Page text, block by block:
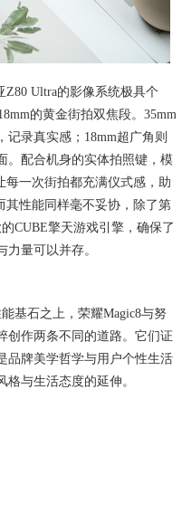
Z80 Ultra的影像系统极具个
的黄金街拍双焦段。35mm
录真实感；18mm超广角则
。配合机身的实体拍照键，模
每一次街拍都充满仪式感，助
其性能同样毫不妥协，除了第
CUBE擎天游戏引擎，确保了
量可以并存。
基石之上，荣耀Magic8与努
创作两条不同的道路。它们证
品牌美学哲学与用户个性生活
与生活态度的延伸。